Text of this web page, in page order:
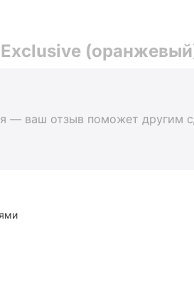
— ваш отзыв поможет другим